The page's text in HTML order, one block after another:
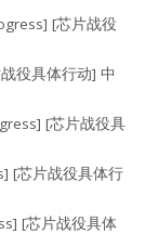
[芯片战役
役具体行动] 中
[芯片战役具
[芯片战役具体行
[芯片战役具体